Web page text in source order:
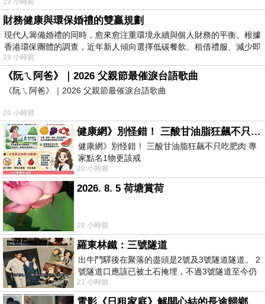
19 小時前
財務健康與環保婚禮的雙贏規劃
現代人籌備婚禮的同時，愈來愈注重環境永續與個人財務的平衡。根據
香港環保團體的調查，近年新人傾向選擇低碳餐飲、租借禮服、減少即
19 小時前
《阮ㄟ阿爸》｜2026 父親節最催淚台語歌曲
《阮ㄟ阿爸》｜2026 父親節最催淚台語歌曲
20 小時前
健康網》別怪錯！ 三酸甘油脂狂飆不只吃肥肉 專家點名1物更該戒
健康網》別怪錯！ 三酸甘油脂狂飆不只吃肥肉 專
家點名1物更該戒
https://health.ltn.com.tw/article/breakingnews/
20 小時前
2026. 8. 5 荷塘賞荷
20 小時前
羅東林鐵：三號隧道
出牛鬥驛後在聚落的盡頭是2號及3號隧道隧道。 2
號隧道口應該已被土石掩埋，不過3號隧道至今仍
存在。從台7丙牛鬥橋上往左岸上游方
21 小時前